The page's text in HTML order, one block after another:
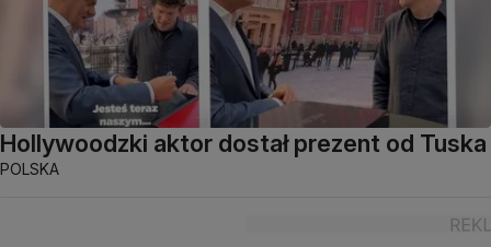
Hollywoodzki aktor dostał prezent od Tuska
POLSKA